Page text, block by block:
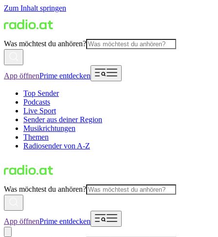
Zum Inhalt springen
Was möchtest du anhören?
App öffnenPrime entdecken
Top Sender
Podcasts
Live Sport
Sender aus deiner Region
Musikrichtungen
Themen
Radiosender von A-Z
Was möchtest du anhören?
App öffnenPrime entdecken